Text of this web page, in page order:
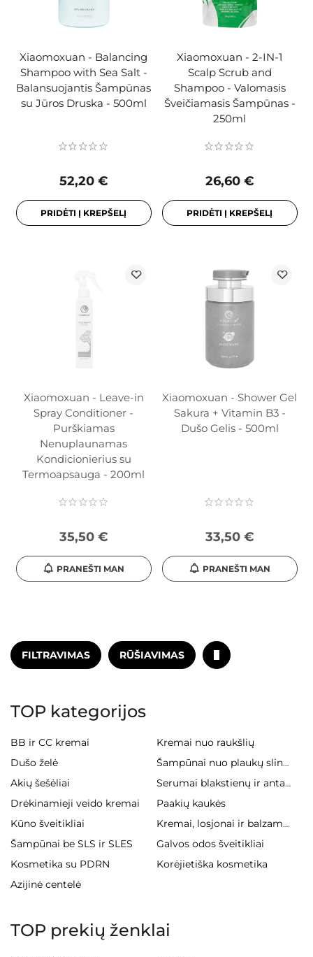
Xiaomoxuan - Balancing
Shampoo with Sea Salt -
Balansuojantis Šampūnas
su Jūros Druska - 500ml
52,20 €
PRIDĖTI Į KREPŠELĮ
Xiaomoxuan - 2-IN-1
Scalp Scrub and
Shampoo - Valomasis
Šveičiamasis Šampūnas -
250ml
26,60 €
PRIDĖTI Į KREPŠELĮ
Xiaomoxuan - Leave-in
Spray Conditioner -
Purškiamas
Nenuplaunamas
Kondicionierius su
Termoapsauga - 200ml
35,50 €
PRANEŠTI MAN
Xiaomoxuan - Shower Gel
Sakura + Vitamin B3 -
Dušo Gelis - 500ml
33,50 €
PRANEŠTI MAN
FILTRAVIMAS RŪŠIAVIMAS
TOP kategorijos
BB ir CC kremai
Kremai nuo raukšlių
Dušo želė
Šampūnai nuo plaukų slinkimo
Akių šešėliai Serumai blakstienų ir antakiams
Drėkinamieji veido kremai
Paakių kaukės
Kūno šveitikliai
Kremai, losjonai ir balzamai kūnui
Šampūnai be SLS ir SLES
Galvos odos šveitikliai
Kosmetika su PDRN
Korėjietiška kosmetika
Azijinė centelė
TOP prekių ženklai